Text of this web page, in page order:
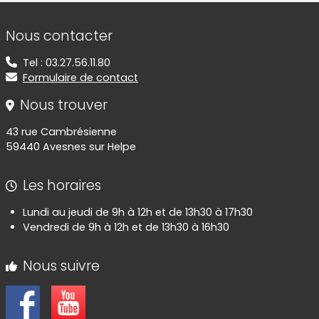
Informations de contact
Nous contacter
Tel : 03.27.56.11.80
Formulaire de contact
Nous trouver
43 rue Cambrésienne
59440 Avesnes sur Helpe
Les horaires
Lundi au jeudi de 9h à 12h et de 13h30 à 17h30
Vendredi de 9h à 12h et de 13h30 à 16h30
Nous suivre